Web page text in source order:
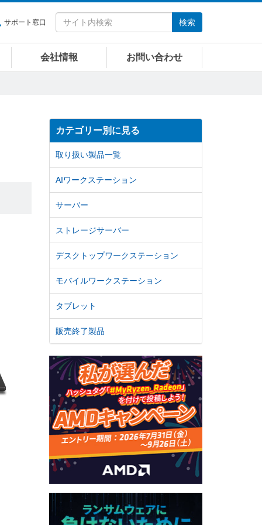
サポート窓口 検索
会社情報 お問い合わせ
カテゴリー別に見る
取り扱い製品一覧
AIワークステーション
サーバー
ストレージサーバー
デスクトップワークステーション
モバイルワークステーション
タブレット
販売終了製品